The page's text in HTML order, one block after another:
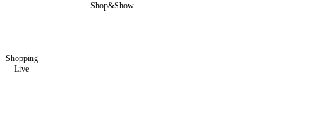
Shop&Show
Shopping
Live